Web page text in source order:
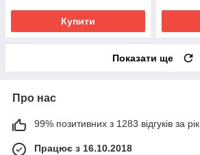
Купити
Показати ще
Про нас
99% позитивних з 1283 відгуків за рік
Працює з 16.10.2018